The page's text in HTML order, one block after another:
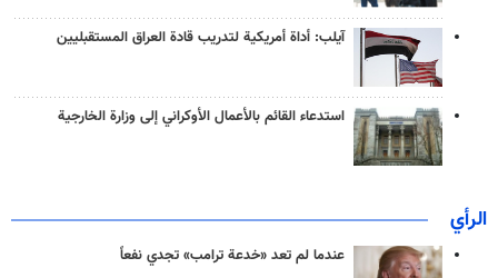
آيلب: أداة أمريكية لتدريب قادة العراق المستقبليين
استدعاء القائم بالأعمال الأوكراني إلى وزارة الخارجية
الرأي
عندما لم تعد «خدعة ترامب» تجدي نفعاً